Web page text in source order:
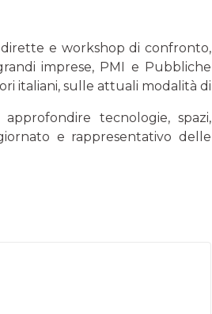
e workshop di confronto,
imprese, PMI e Pubbliche
italiani, sulle attuali modalità di
tecnologie, spazi,
e rappresentativo delle